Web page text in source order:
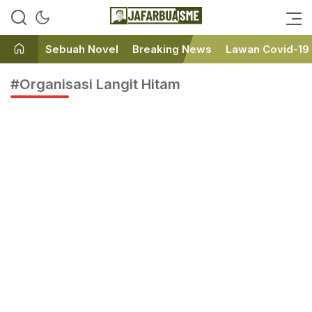
JafarBua
Ini bukan Media Online, Ini
Sebuah Novel Breaking News Lawan Covid-19
#Organisasi Langit Hitam